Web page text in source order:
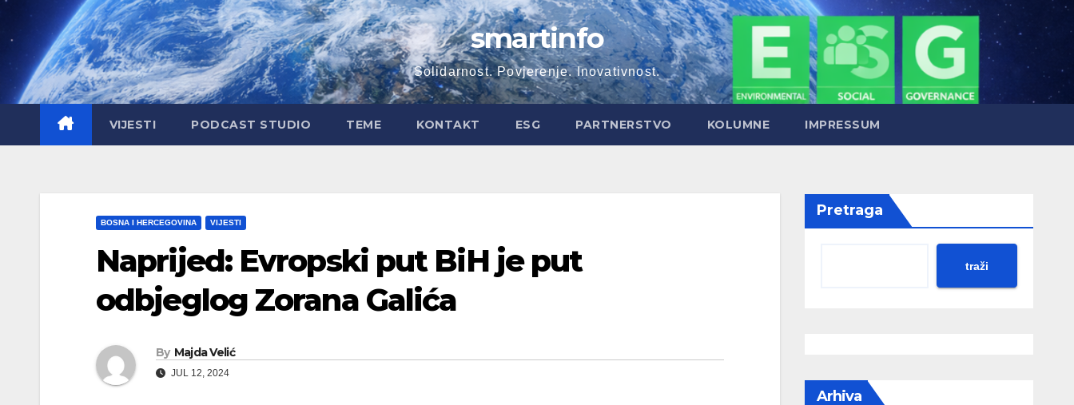
content
smartinfo
Solidarnost. Povjerenje. Inovativnost.
VIJESTI PODCAST STUDIO TEME KONTAKT ESG PARTNERSTVO KOLUMNE IMPRESSUM
BOSNA I HERCEGOVINA VIJESTI
Naprijed: Evropski put BiH je put
odbjeglog Zorana Galića
By Majda Velić
JUL 12, 2024
Pretraga
traži
Arhiva